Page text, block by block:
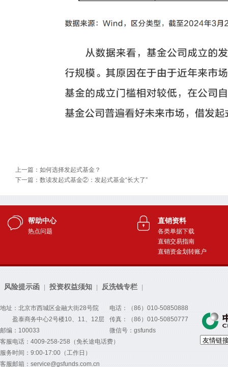
上一篇：如何选择发起式基金？
下一篇：数读发起式基金②：发起式基金“长大了”
帮助中心
热点问题
直销资料
各类单据下载
直销交易指南
直销资金划转账户
风险提示函 | 投资权益须知 | 反洗钱专栏 |
地址：北京市西城区金融大街28号院
盈泰商务中心2号楼10、11、12层
邮编：100033
电话：（86）010-50850888
传真：（86）010-50850777
微信号：gsfunds
客服电话：4009-258-258（免长途电话费）
服务时间：9:00-17:00（工作日）
客服邮箱：service@gsfunds.com.cn